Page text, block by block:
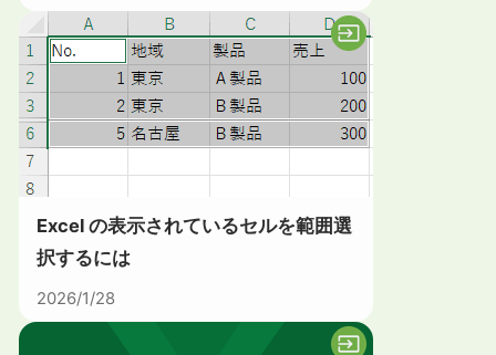
Excel の表示されているセルを範囲選
択するには
2026/1/28